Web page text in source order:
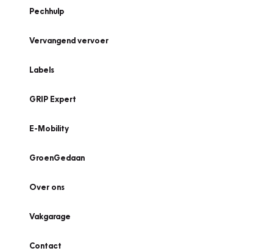
Pechhulp
Vervangend vervoer
Labels
GRIP Expert
E-Mobility
GroenGedaan
Over ons
Vakgarage
Contact